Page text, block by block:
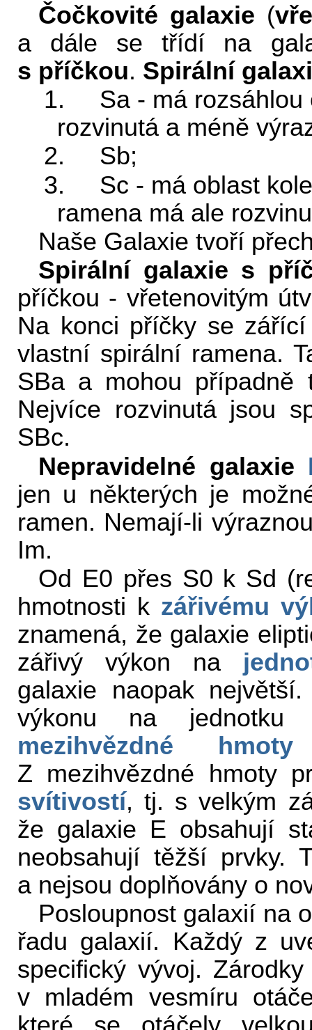
Čočkovité galaxie (
a dále se třídí na
s příčkou. Spirální
1. Sa - má rozsáhlou
rozvinutá a méně
2. Sb;
3. Sc - má oblast
ramena má ale
Naše Galaxie tvoří
Spirální galaxie s
příčkou - vřetenovitým
Na konci příčky se
vlastní spirální ramena.
SBa a mohou případně
Nejvíce rozvinutá jsou
SBc.
Nepravidelné galaxie
jen u některých je
ramen. Nemají-li
Im.
Od E0 přes S0 k Sd
hmotnosti k zářivému
znamená, že galaxie
zářivý výkon na
galaxie naopak
výkonu na
mezihvězdné hmoty
Z mezihvězdné hmoty
svítivostí, tj. s velkým
že galaxie E obsahují
neobsahují těžší prvky.
a nejsou doplňovány o
Posloupnost galaxií na
řadu galaxií. Každý z
specifický vývoj.
v mladém vesmíru